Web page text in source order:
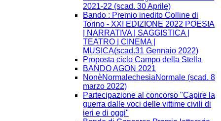
2021-22 (scad. 30 Aprile)
Bando : Premio inedito Colline di
Torino - XXI EDIZIONE 2022 POESIA
| NARRATIVA | SAGGISTICA |
TEATRO | CINEMA |
MUSICA(scad.31 Gennaio 2022)
Proposta ciclo Campo della Stella
BANDO AGON 2021
NonèNormalechesiaNormale (scad. 8
marzo 2022)
Partecipazione al concorso "Capire la
guerra dalle voci delle vittime civili di
ieri e di oggi"